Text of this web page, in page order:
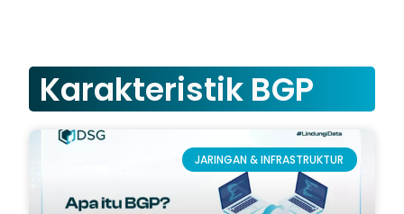
Karakteristik BGP
JARINGAN & INFRASTRUKTUR